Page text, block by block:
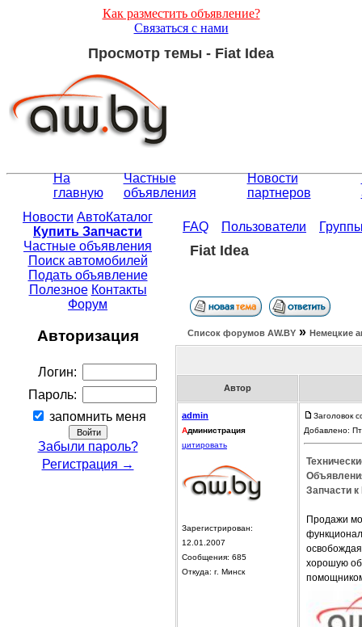
Как разместить объявление?
Связаться с нами
Просмотр темы - Fiat Idea
На
главную
Частные
объявления
Новости
партнеров
Новости АвтоКаталог
Купить Запчасти
Частные объявления
Поиск автомобилей
Подать объявление
Полезное Контакты
Форум
Авторизация
Логин:
Пароль:
запомнить меня
Забыли пароль?
Регистрация →
FAQ Пользователи
Fiat Idea
Список форумов АW.BY » Немецкие
Автор
admin
Администрация
цитировать
Зарегистрирован:
12.01.2007
Сообщения: 685
Откуда: г. Минск
Заголовок
Добавлено:
Запчасти к
Продажи
хорошую